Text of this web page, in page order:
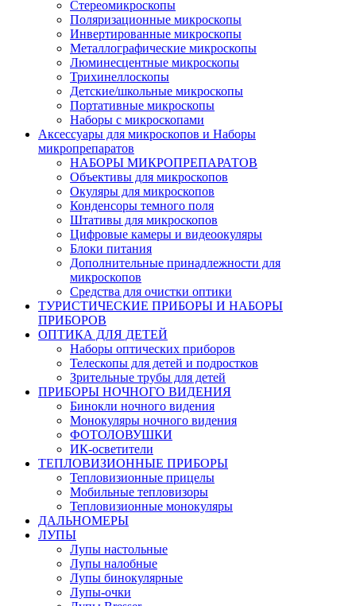
Стереомикроскопы
Поляризационные микроскопы
Инвертированные микроскопы
Металлографические микроскопы
Люминесцентные микроскопы
Трихинеллоскопы
Детские/школьные микроскопы
Портативные микроскопы
Наборы с микроскопами
Аксессуары для микроскопов и Наборы
микропрепаратов
НАБОРЫ МИКРОПРЕПАРАТОВ
Объективы для микроскопов
Окуляры для микроскопов
Конденсоры темного поля
Штативы для микроскопов
Цифровые камеры и видеоокуляры
Блоки питания
Дополнительные принадлежности для
микроскопов
Средства для очистки оптики
ТУРИСТИЧЕСКИЕ ПРИБОРЫ И НАБОРЫ
ПРИБОРОВ
ОПТИКА ДЛЯ ДЕТЕЙ
Наборы оптических приборов
Телескопы для детей и подростков
Зрительные трубы для детей
ПРИБОРЫ НОЧНОГО ВИДЕНИЯ
Бинокли ночного видения
Монокуляры ночного видения
ФОТОЛОВУШКИ
ИК-осветители
ТЕПЛОВИЗИОННЫЕ ПРИБОРЫ
Тепловизионные прицелы
Мобильные тепловизоры
Тепловизионные монокуляры
ДАЛЬНОМЕРЫ
ЛУПЫ
Лупы настольные
Лупы налобные
Лупы бинокулярные
Лупы-очки